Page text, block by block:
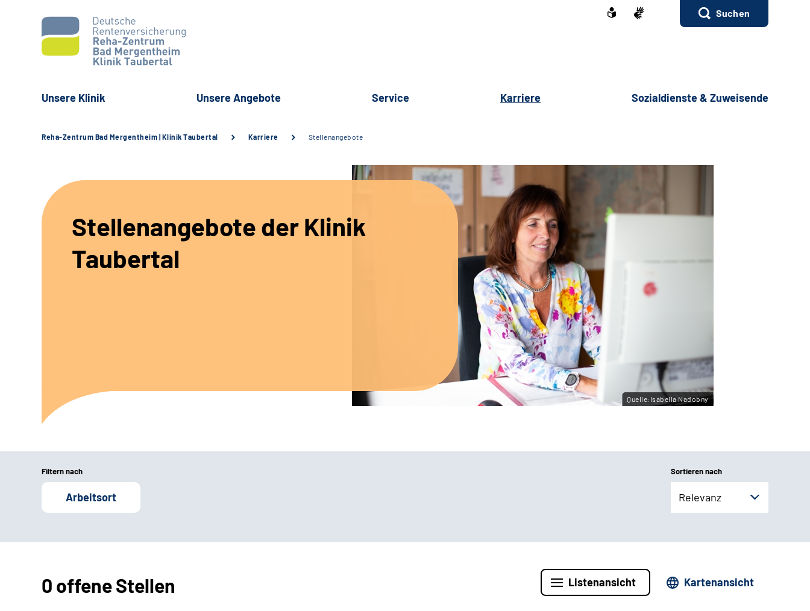
Suchen
Unsere Klinik Unsere Angebote Service Karriere Sozialdienste & Zuweisende
Reha-Zentrum Bad Mergentheim | Klinik Taubertal Karriere Stellenangebote
Stellenangebote der Klinik
Taubertal
Quelle:Isabella Nadobny
Filtern nach
Arbeitsort
Sortieren nach
Relevanz
0 offene Stellen Listenansicht Kartenansicht